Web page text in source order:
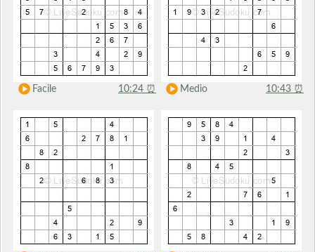
Facile 10:24 ⏰ Medio 10:43 ⏰